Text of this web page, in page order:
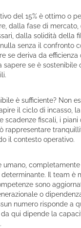
del 15% è ottimo o
dalla fase di mercato,
dalla solidità della
senza il confronto
se deriva da efficienza
sapere se è sostenibile
è sufficiente? Non
il ciclo di incasso,
scadenze fiscali, i piani
rappresentare
il contesto operativo.
umano,
Il team è
sono
o
numero risponde a
qui dipende la